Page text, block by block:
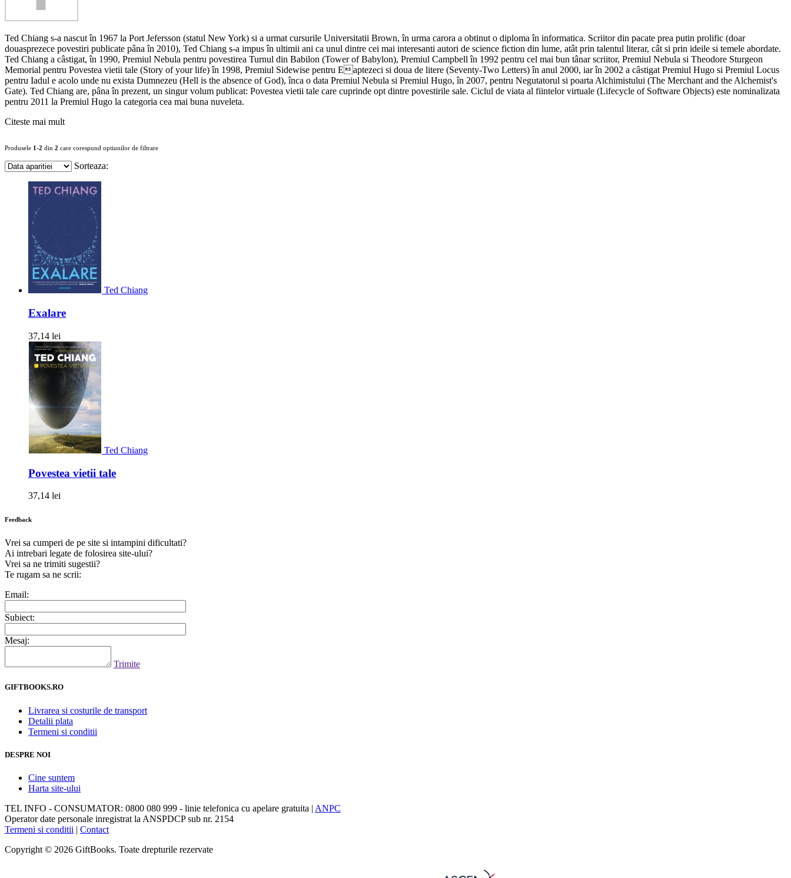
Ted Chiang s-a nascut în 1967 la Port Jefersson (statul New York) si a urmat cursurile Universitatii Brown, în urma carora a obtinut o diploma în informatica. Scriitor din pacate prea putin prolific (doar
douasprezece povestiri publicate pâna în 2010), Ted Chiang s-a impus în ultimii ani ca unul dintre cei mai interesanti autori de science fiction din lume, atât prin talentul literar, cât si prin ideile si temele abordate.
Ted Chiang a câstigat, în 1990, Premiul Nebula pentru povestirea Turnul din Babilon (Tower of Babylon), Premiul Campbell în 1992 pentru cel mai bun tânar scriitor, Premiul Nebula si Theodore Sturgeon
Memorial pentru Povestea vietii tale (Story of your life) în 1998, Premiul Sidewise pentru Eaptezeci si doua de litere (Seventy-Two Letters) în anul 2000, iar în 2002 a câstigat Premiul Hugo si Premiul Locus
pentru Iadul e acolo unde nu exista Dumnezeu (Hell is the absence of God), înca o data Premiul Nebula si Premiul Hugo, în 2007, pentru Negutatorul si poarta Alchimistului (The Merchant and the Alchemist's
Gate). Ted Chiang are, pâna în prezent, un singur volum publicat: Povestea vietii tale care cuprinde opt dintre povestirile sale. Ciclul de viata al fiintelor virtuale (Lifecycle of Software Objects) este nominalizata
pentru 2011 la Premiul Hugo la categoria cea mai buna nuveleta.
Citeste mai mult
Produsele 1-2 din 2 care corespund optiunilor de filtrare
Sorteaza:
Ted Chiang
Exalare
37,14 lei
Ted Chiang
Povestea vietii tale
37,14 lei
Feedback
Vrei sa cumperi de pe site si intampini dificultati?
Ai intrebari legate de folosirea site-ului?
Vrei sa ne trimiti sugestii?
Te rugam sa ne scrii:
Email:
Subiect:
Mesaj:
Trimite
GIFTBOOKS.RO
Livrarea si costurile de transport
Detalii plata
Termeni si conditii
DESPRE NOI
Cine suntem
Harta site-ului
TEL INFO - CONSUMATOR: 0800 080 999 - linie telefonica cu apelare gratuita | ANPC
Operator date personale inregistrat la ANSPDCP sub nr. 2154
Termeni si conditii | Contact
Copyright © 2026 GiftBooks. Toate drepturile rezervate